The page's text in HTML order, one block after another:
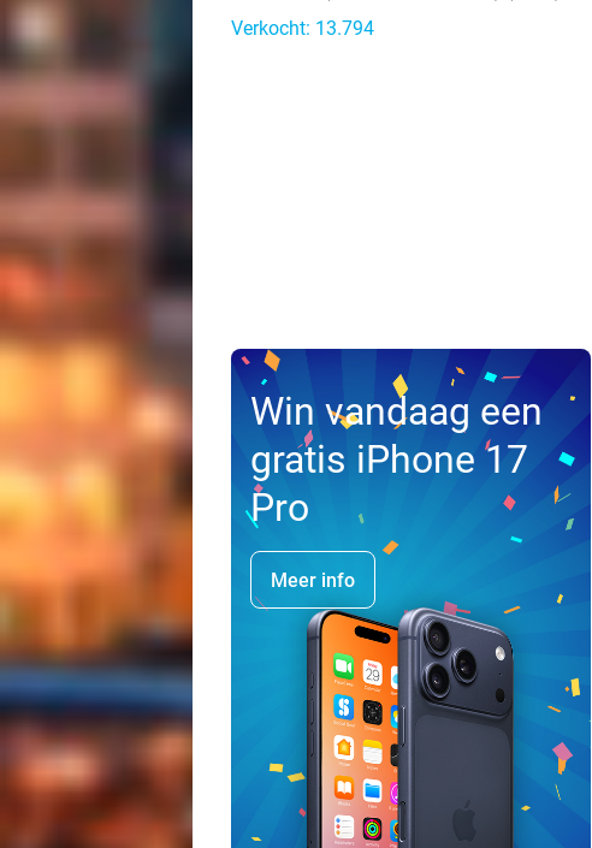
Verkocht: 13.794
Win vandaag een
gratis iPhone 17
Pro
Meer info